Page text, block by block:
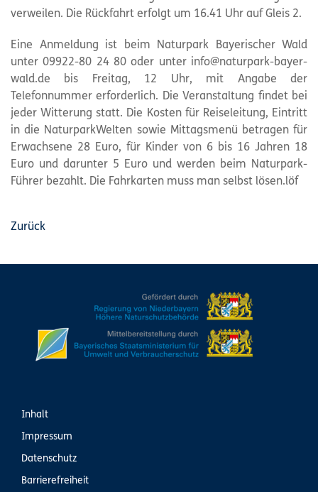
verweilen. Die Rückfahrt erfolgt um 16.41 Uhr auf Gleis 2.
Eine Anmeldung ist beim Naturpark Bayerischer Wald
unter 09922-80 24 80 oder unter info@naturpark-bayer-
wald.de bis Freitag, 12 Uhr, mit Angabe der
Telefonnummer erforderlich. Die Veranstaltung findet bei
jeder Witterung statt. Die Kosten für Reiseleitung, Eintritt
in die NaturparkWelten sowie Mittagsmenü betragen für
Erwachsene 28 Euro, für Kinder von 6 bis 16 Jahren 18
Euro und darunter 5 Euro und werden beim Naturpark-
Führer bezahlt. Die Fahrkarten muss man selbst lösen.löf
Zurück
Inhalt
Impressum
Datenschutz
Barrierefreiheit